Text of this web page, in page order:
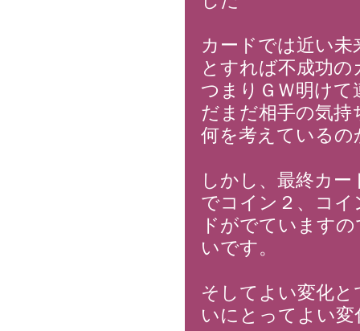
カードでは近い
とすれば不成功
つまりＧＷ明け
だまだ相手の気
何を考えている
しかし、最終カ
でコイン２、コ
ドがでています
いです。
そしてよい変化
いにとってよい